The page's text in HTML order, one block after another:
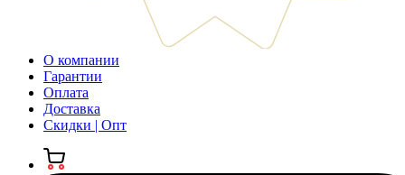
О компании
Гарантии
Оплата
Доставка
Скидки | Опт